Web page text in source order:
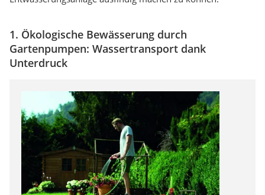
1. Ökologische Bewässerung durch
Gartenpumpen: Wassertransport dank
Unterdruck